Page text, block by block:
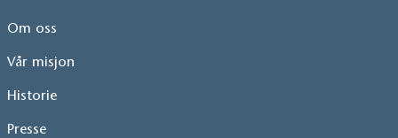
Om oss
Vår misjon
Historie
Presse